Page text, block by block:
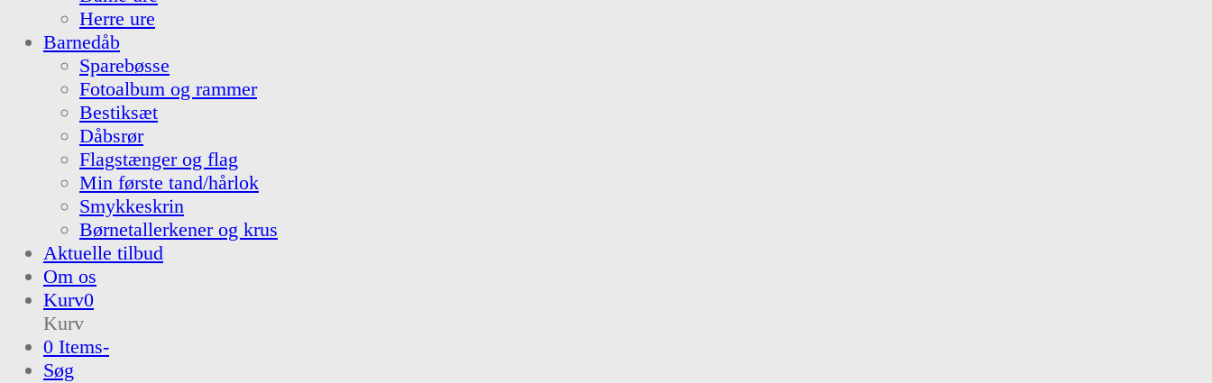
Herre ure
Barnedåb
Sparebøsse
Fotoalbum og rammer
Bestiksæt
Dåbsrør
Flagstænger og flag
Min første tand/hårlok
Smykkeskrin
Børnetallerkener og krus
Aktuelle tilbud
Om os
Kurv0
Kurv
0 Items-
Søg